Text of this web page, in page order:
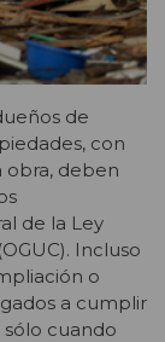
de
con
obra, deben
de la Ley
Incluso
o
a cumplir
cuando